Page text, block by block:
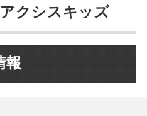
クシスキッズ
報